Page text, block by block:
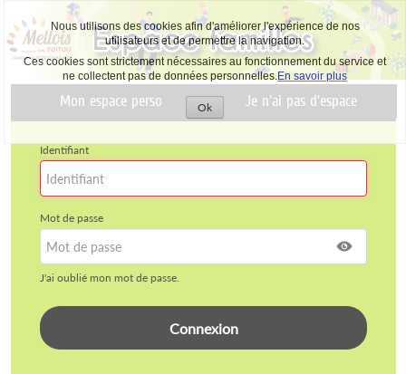
Nous utilisons des cookies afin d'améliorer l'expérience de nos
utilisateurs et de permettre la navigation.
Ces cookies sont strictement nécessaires au fonctionnement du service et
ne collectent pas de données personnelles.En savoir plus
Ok
Accepter
cookies
Mon espace perso Je n'ai pas d'espace
Identifiant
Mot de passe
J'ai oublié mon mot de passe.